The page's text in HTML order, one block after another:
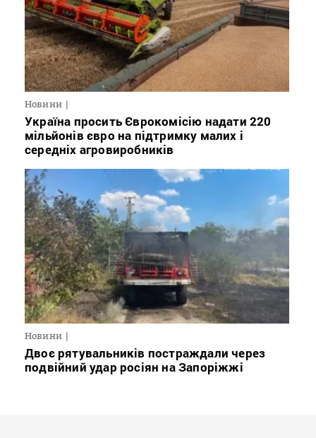
Новини
Україна просить Єврокомісію надати 220
мільйонів євро на підтримку малих і
середніх агровиробників
Новини
Двоє рятувальників постраждали через
подвійний удар росіян на Запоріжжі